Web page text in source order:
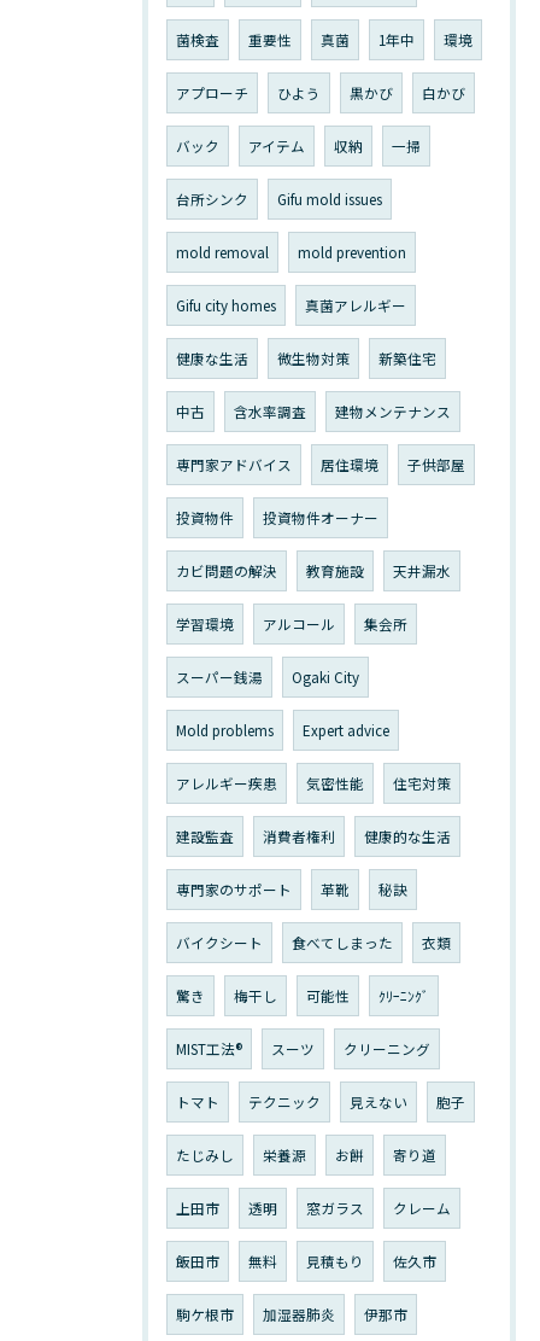
菌検査 重要性 真菌 1年中 環境
アプローチ ひよう 黒かび 白かび
バック アイテム 収納 一掃
台所シンク Gifu mold issues
mold removal mold prevention
Gifu city homes 真菌アレルギー
健康な生活 微生物対策 新築住宅
中古 含水率調査 建物メンテナンス
専門家アドバイス 居住環境 子供部屋
投資物件 投資物件オーナー
カビ問題の解決 教育施設 天井漏水
学習環境 アルコール 集会所
スーパー銭湯 Ogaki City
Mold problems Expert advice
アレルギー疾患 気密性能 住宅対策
建設監査 消費者権利 健康的な生活
専門家のサポート 革靴 秘訣
バイクシート 食べてしまった 衣類
驚き 梅干し 可能性 ｸﾘｰﾆﾝｸﾞ
MIST工法® スーツ クリーニング
トマト テクニック 見えない 胞子
たじみし 栄養源 お餅 寄り道
上田市 透明 窓ガラス クレーム
飯田市 無料 見積もり 佐久市
駒ケ根市 加湿器肺炎 伊那市